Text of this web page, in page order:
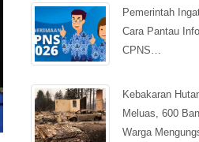
Pemerintah
Cara Pantau
CPNS…
Kebakaran
Meluas, 600
Warga